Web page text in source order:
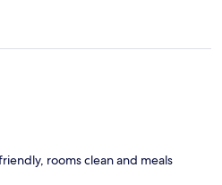
rooms clean and meals